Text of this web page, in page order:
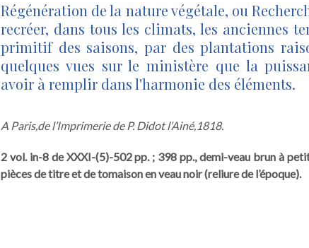
Régénération de la nature végétale, ou
recréer, dans tous les climats, les anciennes
primitif des saisons, par des plantations
quelques vues sur le ministère que la
avoir à remplir dans l'harmonie des éléments.
A Paris,de l’Imprimerie de P. Didot l’Ainé, 1818.
2 vol. in-8 de XXXI-(5)-502 pp. ; 398 pp., demi-veau brun à
pièces de titre et de tomaison en veau noir (reliure de l’époque).